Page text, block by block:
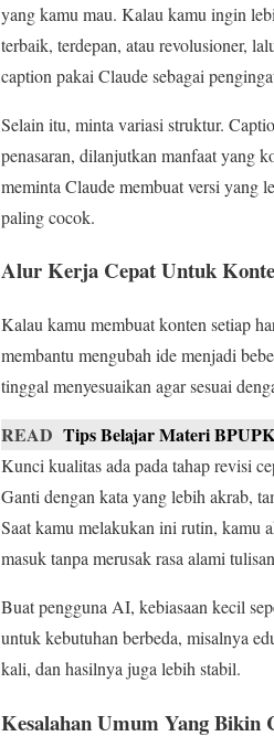
yang kamu mau. Kalau kamu ingin
terbaik, terdepan, atau revolusioner,
caption pakai Claude sebagai
Selain itu, minta variasi struktur.
penasaran, dilanjutkan manfaat yang
meminta Claude membuat versi yang
paling cocok.
Alur Kerja Cepat Untuk
Kalau kamu membuat konten setiap
membantu mengubah ide menjadi
tinggal menyesuaikan agar sesuai
READ Tips Belajar Materi
Kunci kualitas ada pada tahap revisi
Ganti dengan kata yang lebih akrab,
Saat kamu melakukan ini rutin, kamu
masuk tanpa merusak rasa alami
Buat pengguna AI, kebiasaan kecil
untuk kebutuhan berbeda, misalnya
kali, dan hasilnya juga lebih stabil.
Kesalahan Umum Yang Bikin